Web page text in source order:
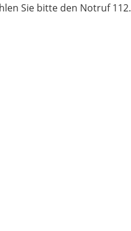
Sie bitte den Notruf 112.